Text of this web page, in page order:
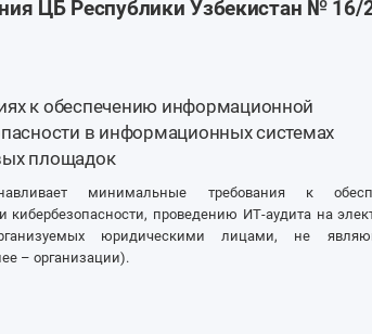
ЦБ Республики Узбекистан № 16/
к обеспечению информационной
в информационных системах
площадок
минимальные требования к
кибербезопасности, проведению ИТ-аудита на
юридическими лицами, не
– организации).